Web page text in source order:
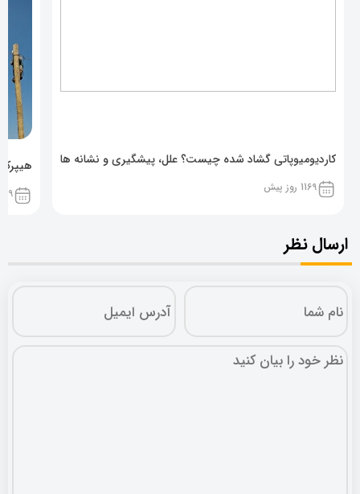
کاردیومیوپاتی گشاد شده چیست؟ علل، پیشگیری و نشانه ها
1169 روز پیش 1169
ارسال نظر